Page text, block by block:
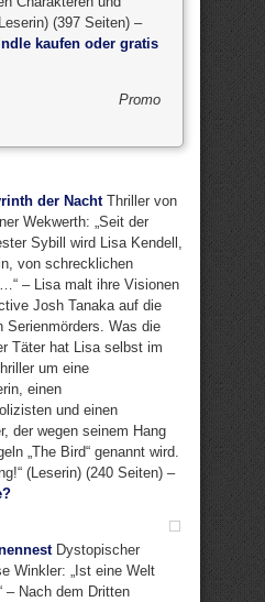
(397 Seiten) –
kaufen oder gratis
Promo
der NachtThriller von
Wekwerth: „Seit der
Sybill wird Lisa Kendell,
von schrecklichen
– Lisa malt ihre Visionen
Josh Tanaka auf die
Serienmörders. Was die
Täter hat Lisa selbst im
um eine
einen
und einen
der wegen seinem Hang
„The Bird“ genannt wird.
(Leserin) (240 Seiten) –
Dystopischer
Winkler: „Ist eine Welt
– Nach dem Dritten